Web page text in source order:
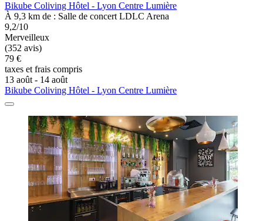
Bikube Coliving Hôtel - Lyon Centre Lumière
À 9,3 km de : Salle de concert LDLC Arena
9,2/10
Merveilleux
(352 avis)
79 €
taxes et frais compris
13 août - 14 août
Bikube Coliving Hôtel - Lyon Centre Lumière